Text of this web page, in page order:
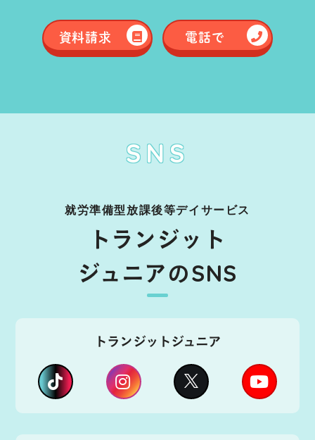
資料請求 電話で
SNS
就労準備型放課後等デイサービス
トランジット
ジュニアのSNS
トランジットジュニア